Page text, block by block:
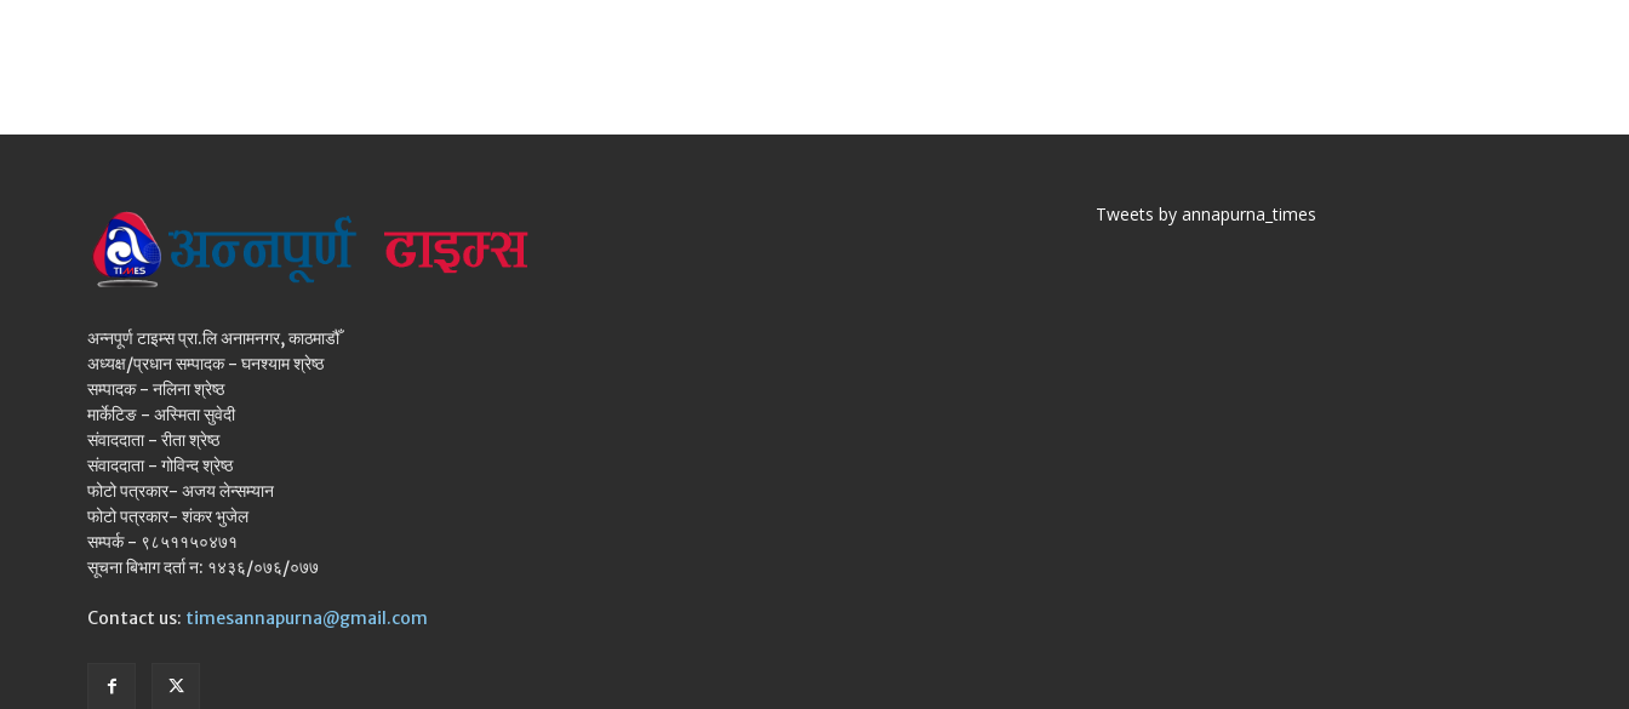
अन्नपूर्ण टाइम्स प्रा.लि अनामनगर, काठमाडौँ
अध्यक्ष/प्रधान सम्पादक - घनश्याम श्रेष्ठ
सम्पादक - नलिना श्रेष्ठ
मार्केटिङ - अस्मिता सुवेदी
संवाददाता - रीता श्रेष्ठ
संवाददाता - गोविन्द श्रेष्ठ
फोटो पत्रकार- अजय लेन्सम्यान
फोटो पत्रकार- शंकर भुजेल
सम्पर्क - ९८५११५०४७१
सूचना बिभाग दर्ता न: १४३६/०७६/०७७
Contact us: timesannapurna@gmail.com
Tweets by annapurna_times